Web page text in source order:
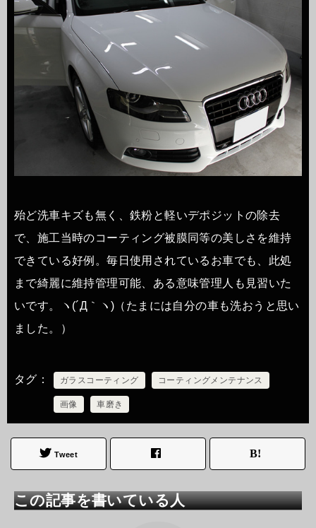
殆ど洗車キズも無く、鉄粉と軽いデポジットの除去
で、施工当時のコーティング被膜同等の美しさを維持
できている好例。毎日使用されているお車でも、此処
まで綺麗に維持管理可能、ある意味管理人も見習いた
いです。ヽ(´Д｀ヽ)（たまには自分の車も洗おうと思い
ました。）
タグ ガラスコーティング コーティングメンテナンス
画像 車磨き
Tweet
この記事を書いている人